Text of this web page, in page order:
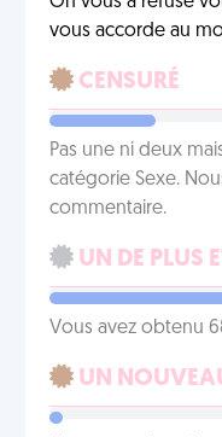
vous accorde au
CENSURÉ
Pas une ni deux
catégorie Sexe.
commentaire.
UN DE PLUS
Vous avez obtenu
UN